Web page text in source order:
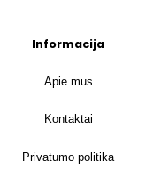
Informacija
Apie mus
Kontaktai
Privatumo politika